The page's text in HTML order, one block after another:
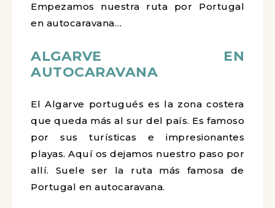
Empezamos nuestra ruta por Portugal
en autocaravana…
ALGARVE EN
AUTOCARAVANA
El Algarve portugués es la zona costera
famoso por sus turísticas e